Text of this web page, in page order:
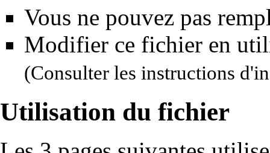
Vous ne pouvez pas
Modifier ce fichier en
(Consulter les instructions
Utilisation du fichier